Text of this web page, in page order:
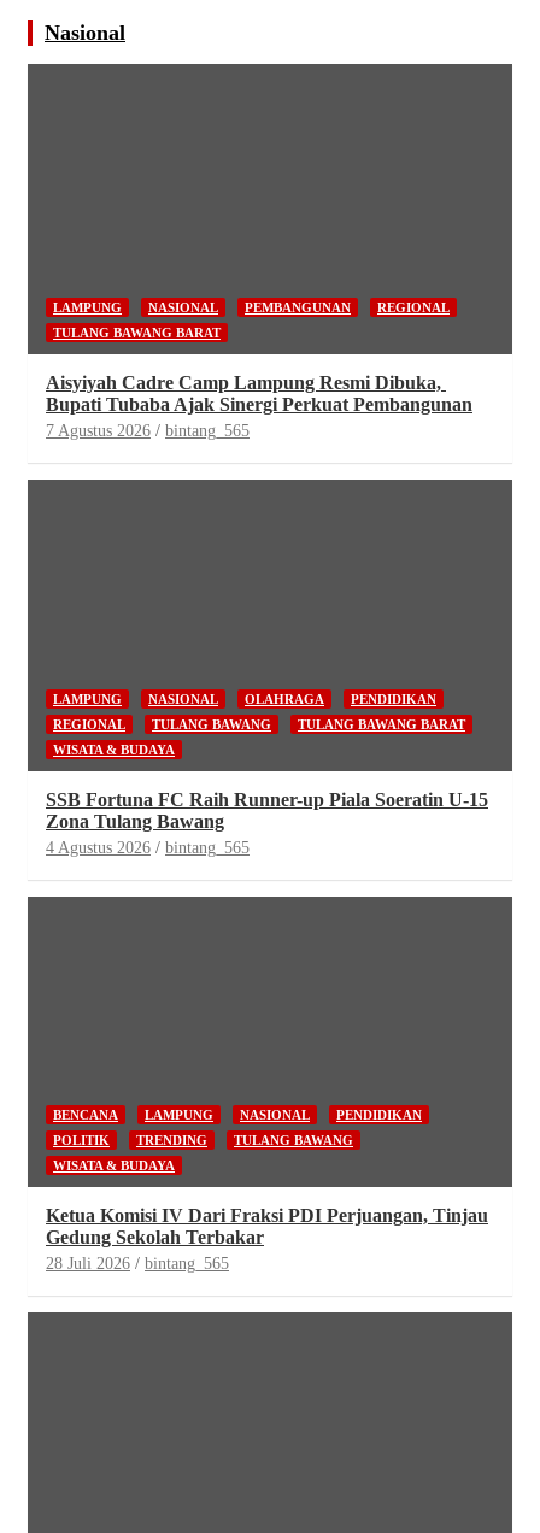
Nasional
LAMPUNG NASIONAL PEMBANGUNAN
REGIONAL
TULANG BAWANG BARAT
Aisyiyah Cadre Camp Lampung Resmi Dibuka,
Bupati Tubaba Ajak Sinergi Perkuat Pembangunan
7 Agustus 2026 bintang_565
LAMPUNG NASIONAL OLAHRAGA
PENDIDIKAN
REGIONAL
TULANG BAWANG
TULANG BAWANG BARAT
WISATA & BUDAYA
SSB Fortuna FC Raih Runner-up Piala Soeratin U-15
Zona Tulang Bawang
4 Agustus 2026 bintang_565
BENCANA LAMPUNG NASIONAL
PENDIDIKAN
POLITIK
TRENDING
TULANG BAWANG
WISATA & BUDAYA
Ketua Komisi IV Dari Fraksi PDI Perjuangan, Tinjau
Gedung Sekolah Terbakar
28 Juli 2026 bintang_565